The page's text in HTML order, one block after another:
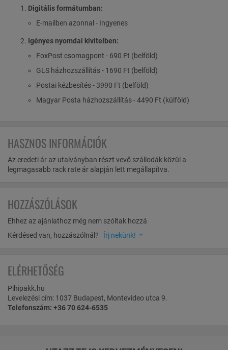
Digitális formátumban:
E-mailben azonnal - Ingyenes
Igényes nyomdai kivitelben:
FoxPost csomagpont - 690 Ft (belföld)
GLS házhozszállítás - 1690 Ft (belföld)
Postai kézbesítés - 3990 Ft (belföld)
Magyar Posta házhozszállítás - 4490 Ft (külföld)
HASZNOS INFORMÁCIÓK
Az eredeti ár az utalványban részt vevő szállodák közül a
legmagasabb rack rate ár alapján lett megállapítva.
HOZZÁSZÓLÁSOK
Ehhez az ajánlathoz még nem szóltak hozzá
Kérdésed van, hozzászólnál?
Írj nekünk!
ELÉRHETŐSÉG
Pihipakk.hu
Levelezési cím: 1037 Budapest, Montevideo utca 9.
Telefonszám: +36 70 624-6535